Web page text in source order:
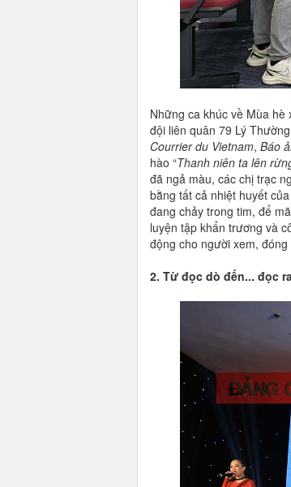
Những ca khúc về Mùa hè
đội liên quân 79 Lý
Courrier du Vietnam, Báo
hào “Thanh niên ta lên
đã ngả màu, các chị trạc
bằng tất cả nhiệt huyết
đang chảy trong tim, để
luyện tập khẩn trương và
động cho người xem,
2. Từ đọc dò đến... đọc